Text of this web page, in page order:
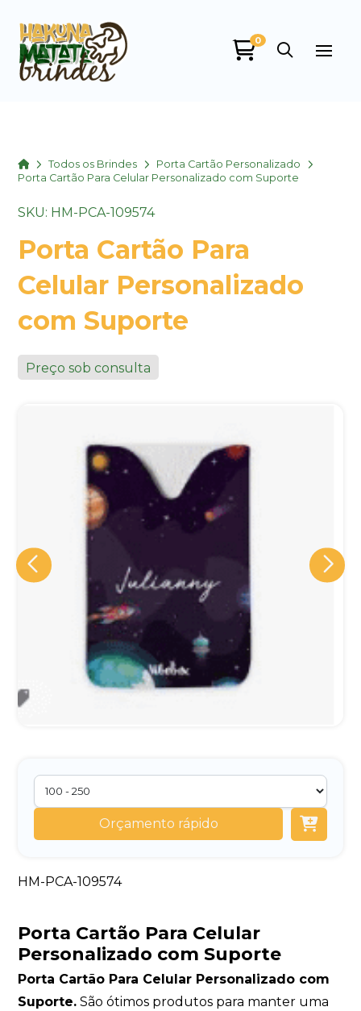
0
HomeTodos os Brindes
Porta Cartão Personalizado
Porta Cartão Para Celular Personalizado com Suporte
SKU: HM-PCA-109574
Porta Cartão Para
Celular Personalizado
com Suporte
Preço sob consulta
Orçamento rápido
HM-PCA-109574
Porta Cartão Para Celular
Personalizado com Suporte
Porta Cartão Para Celular Personalizado com
Suporte. São ótimos produtos para manter uma